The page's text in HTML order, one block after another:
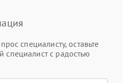
специалисту, оставьте
с радостью